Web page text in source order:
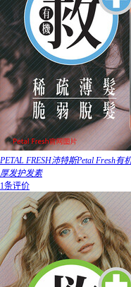
PETAL FRESH沛特斯Petal Fresh
厚发护发素
1条评价